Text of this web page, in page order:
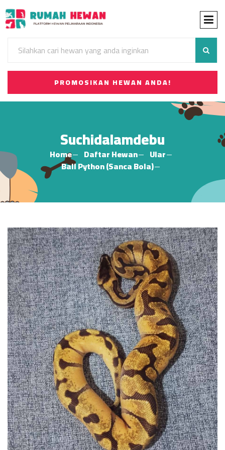
PROMOSIKAN HEWAN ANDA!
Suchidalamdebu
Home Daftar Hewan
Ular
Ball Python (Sanca Bola)